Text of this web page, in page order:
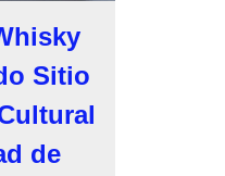
Sitio
de